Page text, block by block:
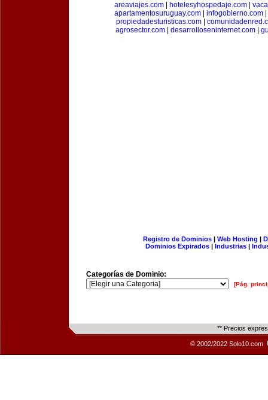
areaviajes.com
hotelesyhospedaje.com
apartamentosuruguay.com
infogobierno.com
propiedadesturisticas.com|
agrosector.com
desarrolloseninternet.com
Registro de Dominios| Web Hosting |
Dominios Expirados | Industrias |
Categorías de Dominio:
[Pág.
** Precios
© 2002/2022 Solo10.com